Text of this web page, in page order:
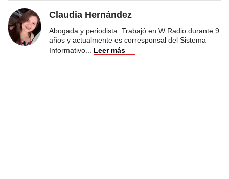
Claudia Hernández
Abogada y periodista. Trabajó en W Radio durante 9
años y actualmente es corresponsal del Sistema
Informativo
Leer más